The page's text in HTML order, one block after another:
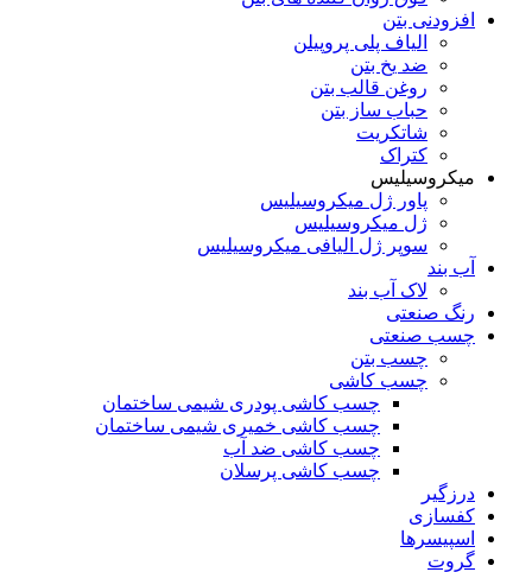
افزودنی بتن
الیاف پلی پروپیلن
ضد یخ بتن
روغن قالب بتن
حباب ساز بتن
شاتکریت
کتراک
میکروسیلیس
پاور ژل میکروسیلیس
ژل میکروسیلیس
سوپر ژل الیافی میکروسیلیس
آب بند
لاک آب بند
رنگ صنعتی
چسب صنعتی
چسب بتن
چسب کاشی
چسب کاشی پودری شیمی ساختمان
چسب کاشی خمیری شیمی ساختمان
چسب کاشی ضد آب
چسب کاشی پرسلان
درزگیر
کفسازی
اسپیسرها
گروت